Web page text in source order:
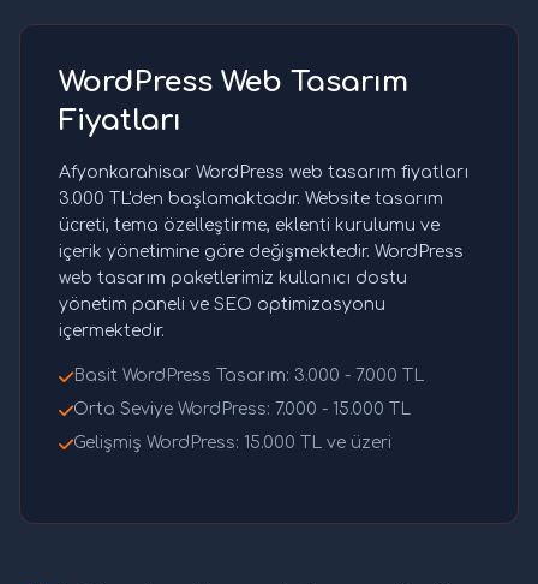
WordPress Web Tasarım
Fiyatları
Afyonkarahisar WordPress web tasarım fiyatları
3.000 TL'den başlamaktadır. Website tasarım
ücreti, tema özelleştirme, eklenti kurulumu ve
içerik yönetimine göre değişmektedir. WordPress
web tasarım paketlerimiz kullanıcı dostu
yönetim paneli ve SEO optimizasyonu
içermektedir.
Basit WordPress Tasarım: 3.000 - 7.000 TL
Orta Seviye WordPress: 7.000 - 15.000 TL
Gelişmiş WordPress: 15.000 TL ve üzeri